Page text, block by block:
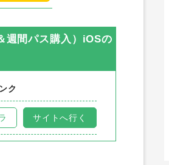
間パス購入）iOS
ク